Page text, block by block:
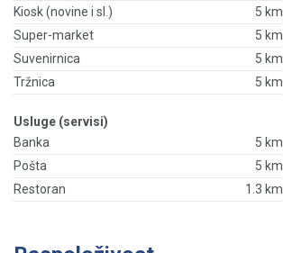
Kiosk (novine i sl.)
5 km
Super-market
5 km
Suvenirnica
5 km
Tržnica
5 km
Usluge (servisi)
Banka
5 km
Pošta
5 km
Restoran
1.3 km